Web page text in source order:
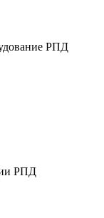
РПД
РПД